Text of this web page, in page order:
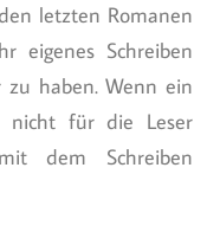
letzten Romanen
eigenes Schreiben
haben. Wenn ein
für die Leser
dem Schreiben